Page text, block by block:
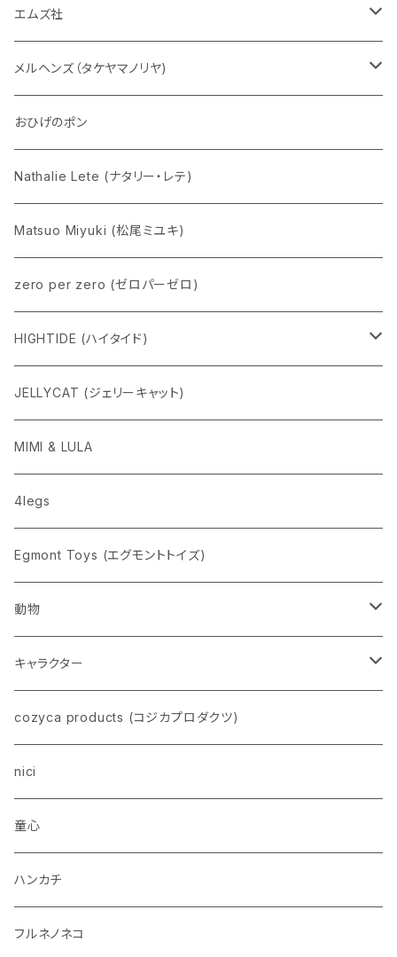
チャーミーちゃん
五型動物
Eddie パンダ
エムズ社
デコちゃん
クマちゃん
メルヘンズ（タケヤマノリヤ)
ケロペチーノ
おひげのポン
Nathalie Lete (ナタリー・レテ)
Matsuo Miyuki (松尾ミユキ)
zero per zero (ゼロパーゼロ)
HIGHTIDE (ハイタイド)
ニューレトロ
penco
nahe
pppppins（ピーーーーンズ）
JELLYCAT (ジェリーキャット)
MIMI & LULA
4legs
Egmont Toys (エグモントトイズ)
動物
ネコ
イヌ
トイプードル
柴犬
ウザギ
パンダ
リス
クマ
キャラクター
スヌーピー
モンチッチ
ムーミン
ちいかわ
ミッフィー
cozyca products (コジカプロダクツ)
nici
童心
ハンカチ
フルネノネコ